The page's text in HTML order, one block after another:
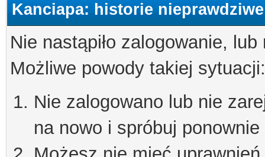
Kanciapa: historie nieprawdziwe
Nie nastąpiło zalogowanie,
Możliwe powody takiej sytuacji:
Nie zalogowano lub nie
na nowo i spróbuj ponownie